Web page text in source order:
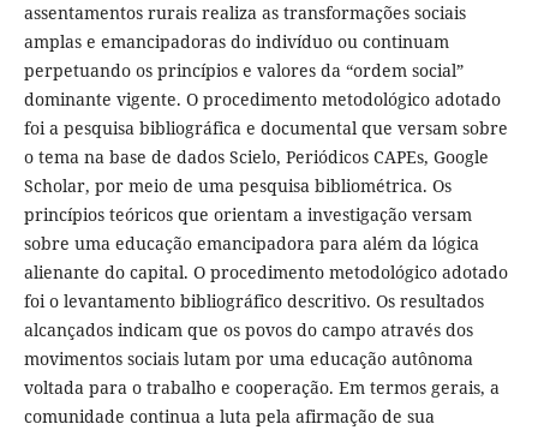
assentamentos rurais realiza as transformações sociais
amplas e emancipadoras do indivíduo ou continuam
perpetuando os princípios e valores da “ordem social”
dominante vigente. O procedimento metodológico adotado
foi a pesquisa bibliográfica e documental que versam sobre
o tema na base de dados Scielo, Periódicos CAPEs, Google
Scholar, por meio de uma pesquisa bibliométrica. Os
princípios teóricos que orientam a investigação versam
sobre uma educação emancipadora para além da lógica
alienante do capital. O procedimento metodológico adotado
foi o levantamento bibliográfico descritivo. Os resultados
alcançados indicam que os povos do campo através dos
movimentos sociais lutam por uma educação autônoma
voltada para o trabalho e cooperação. Em termos gerais, a
comunidade continua a luta pela afirmação de sua